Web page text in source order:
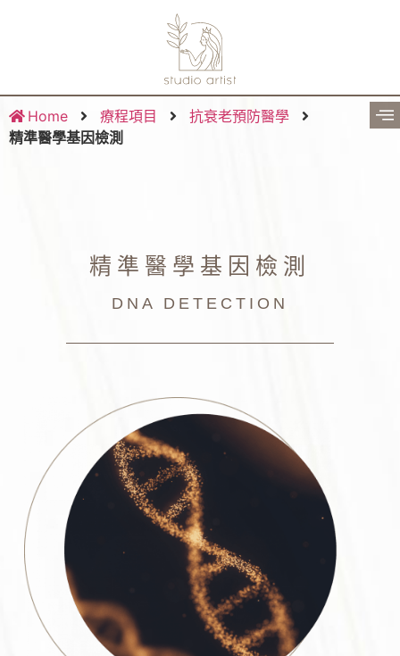
Home 療程項目
抗衰老預防醫學
精準醫學基因檢測
精準醫學基因檢測
DNA DETECTION